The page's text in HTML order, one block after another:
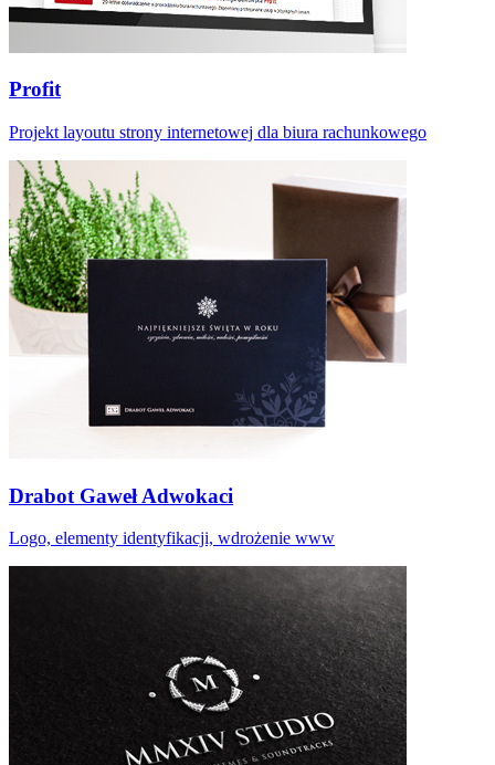
Profit
Projekt layoutu strony internetowej dla biura rachunkowego
Drabot Gaweł Adwokaci
Logo, elementy identyfikacji, wdrożenie www